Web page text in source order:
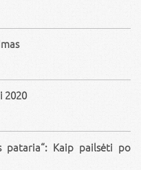
2020
pataria“: Kaip pailsėti po